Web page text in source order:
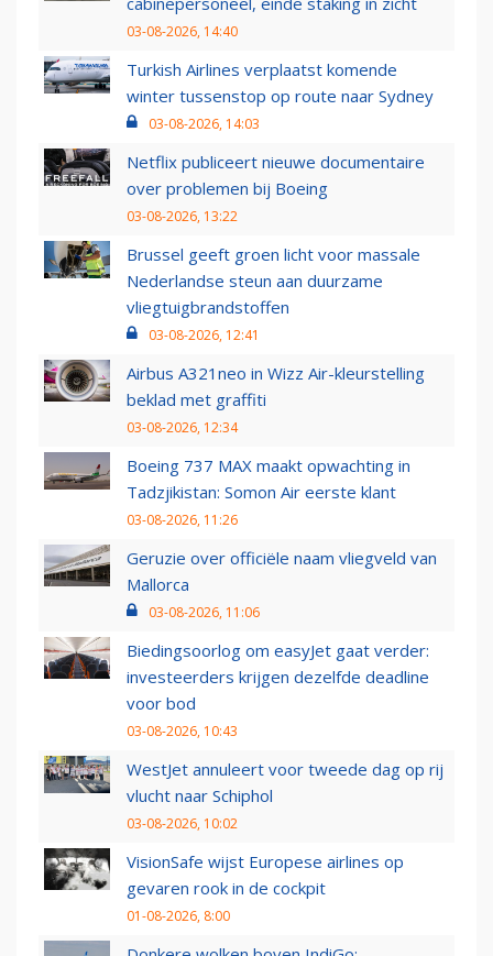
03-08-2026, 14:40
Turkish Airlines verplaatst komende
winter tussenstop op route naar Sydney
03-08-2026, 14:03
Netflix publiceert nieuwe documentaire
over problemen bij Boeing
03-08-2026, 13:22
Brussel geeft groen licht voor massale
Nederlandse steun aan duurzame
vliegtuigbrandstoffen
03-08-2026, 12:41
Airbus A321neo in Wizz Air-kleurstelling
beklad met graffiti
03-08-2026, 12:34
Boeing 737 MAX maakt opwachting in
Tadzjikistan: Somon Air eerste klant
03-08-2026, 11:26
Geruzie over officiële naam vliegveld van
Mallorca
03-08-2026, 11:06
Biedingsoorlog om easyJet gaat verder:
investeerders krijgen dezelfde deadline
voor bod
03-08-2026, 10:43
WestJet annuleert voor tweede dag op rij
vlucht naar Schiphol
03-08-2026, 10:02
VisionSafe wijst Europese airlines op
gevaren rook in de cockpit
01-08-2026, 8:00